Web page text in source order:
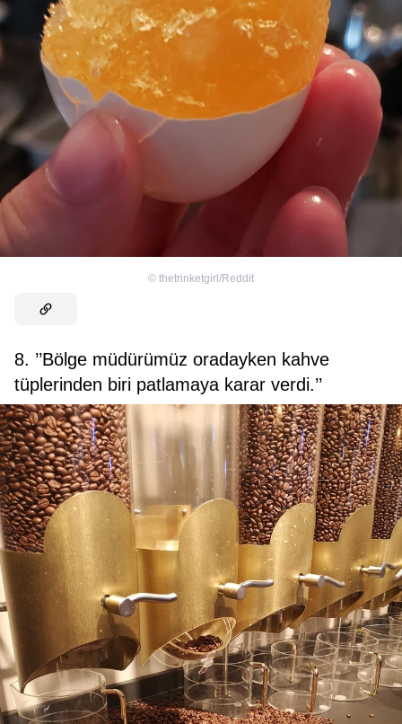
© thetrinketgirl/Reddit
8. ’’Bölge müdürümüz oradayken kahve
tüplerinden biri patlamaya karar verdi.’’